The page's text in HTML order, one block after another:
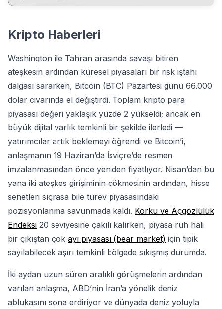
Kripto Haberleri
Washington ile Tahran arasında savaşı bitiren
ateşkesin ardından küresel piyasaları bir risk iştahı
dalgası sararken, Bitcoin (BTC) Pazartesi günü 66.000
dolar civarında el değiştirdi. Toplam kripto para
piyasası değeri yaklaşık yüzde 2 yükseldi; ancak en
büyük dijital varlık temkinli bir şekilde ilerledi —
yatırımcılar artık beklemeyi öğrendi ve Bitcoin’i,
anlaşmanın 19 Haziran’da İsviçre’de resmen
imzalanmasından önce yeniden fiyatlıyor. Nisan’dan bu
yana iki ateşkes girişiminin çökmesinin ardından, hisse
senetleri sıçrasa bile türev piyasasındaki
pozisyonlanma savunmada kaldı. Korku ve Açgözlülük
Endeksi 20 seviyesine çakılı kalırken, piyasa ruh hali
bir çıkıştan çok ayı piyasası (bear market) için tipik
sayılabilecek aşırı temkinli bölgede sıkışmış durumda.
İki aydan uzun süren aralıklı görüşmelerin ardından
varılan anlaşma, ABD’nin İran’a yönelik deniz
ablukasını sona erdiriyor ve dünyada deniz yoluyla